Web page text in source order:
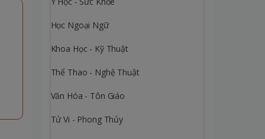
Học Ngoại Ngữ
Khoa Học - Kỹ Thuật
Thể Thao - Nghệ Thuật
Văn Hóa - Tôn Giáo
Tử Vi - Phong Thủy